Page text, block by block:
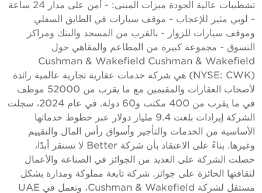
تشطيبات عالية الجودة ميزات المبنى: - أمن على مدار 24 ساعة
- لوبي مثير للإعجاب - موقف سيارات في الطابق السفلي
وموقف سيارات للزوار - بالقرب من المسجد والبنك ومراكز
التسوق - مجموعة كبيرة من المطاعم والمقاهي حول
Cushman & Wakefield Cushman & Wakefield
(NYSE: CWK) هي شركة خدمات عقارية تجارية عالمية رائدة
لأصحاب العقارات والمقيمين مع ما يقرب من 52000 موظف
في ما يقرب من 400 مكتب و60 دولة. في عام 2024، سجلت
الشركة إيرادات بلغت 9.4 مليار دولار عبر خطوط خدماتها
الأساسية من الخدمات والتأجير وأسواق رأس المال والتقييم
وغيرها. بناءً على الاعتقاد بأن شركة Better لا تستقر أبدًا،
حصلت الشركة على العديد من الجوائز في الصناعة والأعمال
لثقافتها الحائزة على جوائز. شركة تابعة مملوكة ومدارة بشكل
مستقل لشركة Cushman & Wakefield، وتعمل في UAE